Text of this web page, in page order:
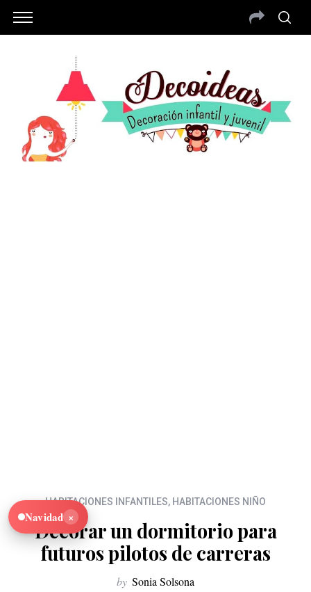
HABITACIONES INFANTILES, HABITACIONES NIÑO
Decorar un dormitorio para
futuros pilotos de carreras
by Sonia Solsona
Navidad ×